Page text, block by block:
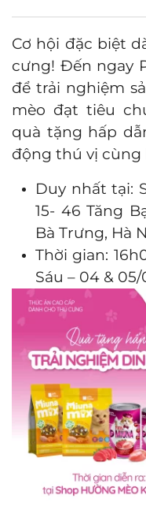
Cơ hội đặc biệt
cưng! Đến ngay
để trải nghiệm
mèo đạt tiêu
quà tặng hấp
động thú vị cùng
Duy nhất tại:
15- 46 Tăng
Bà Trưng, Hà
Thời gian:
Sáu – 04 &